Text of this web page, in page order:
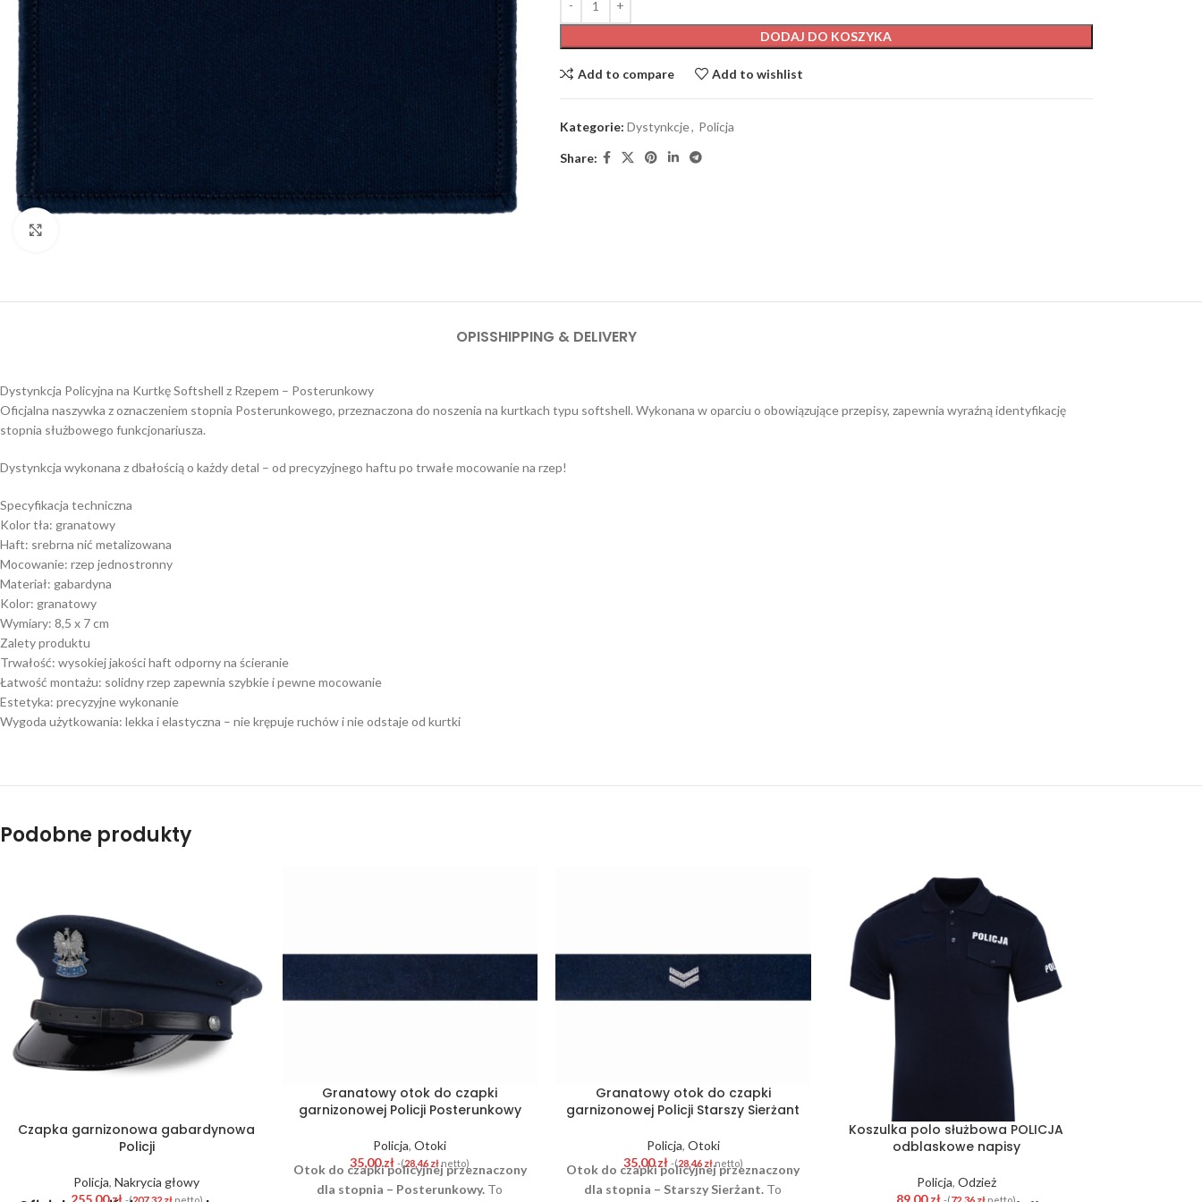
DODAJ DO KOSZYKA
Add to compare Add to wishlist
Kategorie: Dystynkcje, Policja
Share:
OPISSHIPPING & DELIVERY
Dystynkcja Policyjna na Kurtkę Softshell z Rzepem – Posterunkowy
Oficjalna naszywka z oznaczeniem stopnia Posterunkowego, przeznaczona do noszenia na kurtkach typu softshell. Wykonana w oparciu o obowiązujące przepisy, zapewnia wyraźną identyfikację
stopnia służbowego funkcjonariusza.
Dystynkcja wykonana z dbałością o każdy detal – od precyzyjnego haftu po trwałe mocowanie na rzep!
Specyfikacja techniczna
Kolor tła: granatowy
Haft: srebrna nić metalizowana
Mocowanie: rzep jednostronny
Materiał: gabardyna
Kolor: granatowy
Wymiary: 8,5 x 7 cm
Zalety produktu
Trwałość: wysokiej jakości haft odporny na ścieranie
Łatwość montażu: solidny rzep zapewnia szybkie i pewne mocowanie
Estetyka: precyzyjne wykonanie
Wygoda użytkowania: lekka i elastyczna – nie krępuje ruchów i nie odstaje od kurtki
Podobne produkty
Czapka garnizonowa gabardynowa
Policji
Policja,Nakrycia głowy
Granatowy otok do czapki
garnizonowej Policji Posterunkowy
Policja,Otoki
35,00zł -(28,46 zł netto)
Otok do czapki policyjnej przeznaczony
dla stopnia – Posterunkowy. To
Granatowy otok do czapki
garnizonowej Policji Starszy Sierżant
Policja, Otoki
35,00zł -(28,46 złnetto)
Otok do czapki policyjnej przeznaczony
dla stopnia – Starszy Sierżant. To
Koszulka polo służbowa POLICJA
odblaskowe napisy
Policja, Odzież